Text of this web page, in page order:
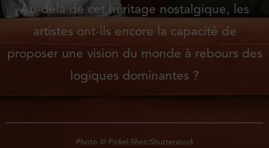
Au-delà de cet héritage nostalgique, les
artistes ont-ils encore la capacité de
proposer une vision du monde à rebours des
logiques dominantes ?
Photo © Pickel-Shot/Shutterstock